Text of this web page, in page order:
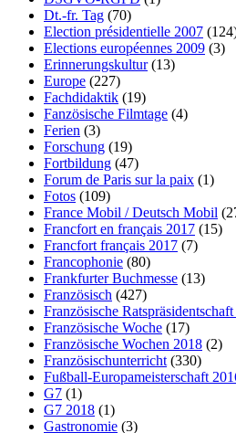
Dt.-fr. Tag (70)
Election présidentielle 2007
Elections européennes 2009 (3)
Erinnerungskultur(13)
Europe (227)
Fachdidaktik (19)
Fanzösische Filmtage (4)
Ferien (3)
Forschung (19)
Fortbildung (47)
Forum de Paris sur la paix (1)
Fotos (109)
France Mobil / Deutsch Mobil
Francfort en français 2017 (15)
Francfort français 2017 (7)
Francophonie (80)
Frankfurter Buchmesse (13)
Französisch (427)
Französische
Französische Woche (17)
Französische Wochen 2018 (2)
Französischunterricht (330)
Fußball-Europameisterschaft
G7 (1)
G7 2018 (1)
Gastronomie (3)